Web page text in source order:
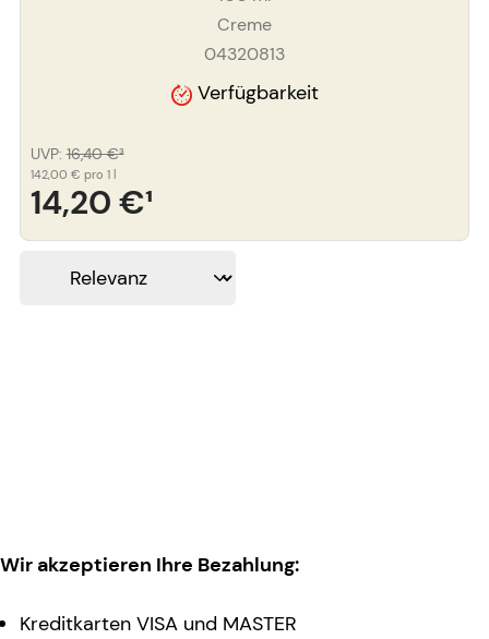
Creme
04320813
Verfügbarkeit
14,20 €¹
UVP: 16,40 €³
142,00 € pro 1 l
Wir akzeptieren Ihre Bezahlung:
Kreditkarten VISA und MASTER